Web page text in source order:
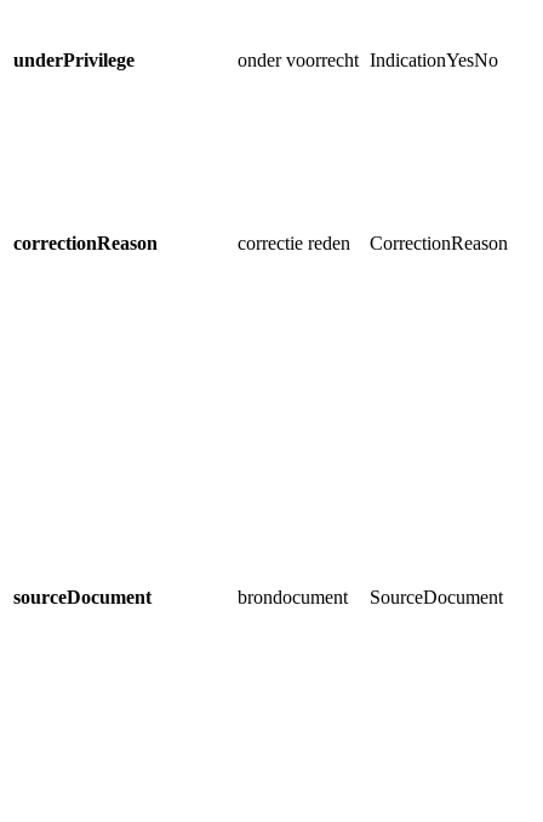
underPrivilege onder voorrecht IndicationYesNo
correctionReason correctie reden CorrectionReason
sourceDocument brondocument SourceDocument